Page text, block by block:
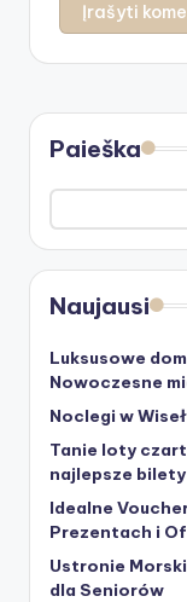
Paieška
Naujausi
Luksusowe
Nowoczesne
Noclegi w
Tanie loty
najlepsze
Idealne
Prezentach i
Ustronie
dla Seniorów